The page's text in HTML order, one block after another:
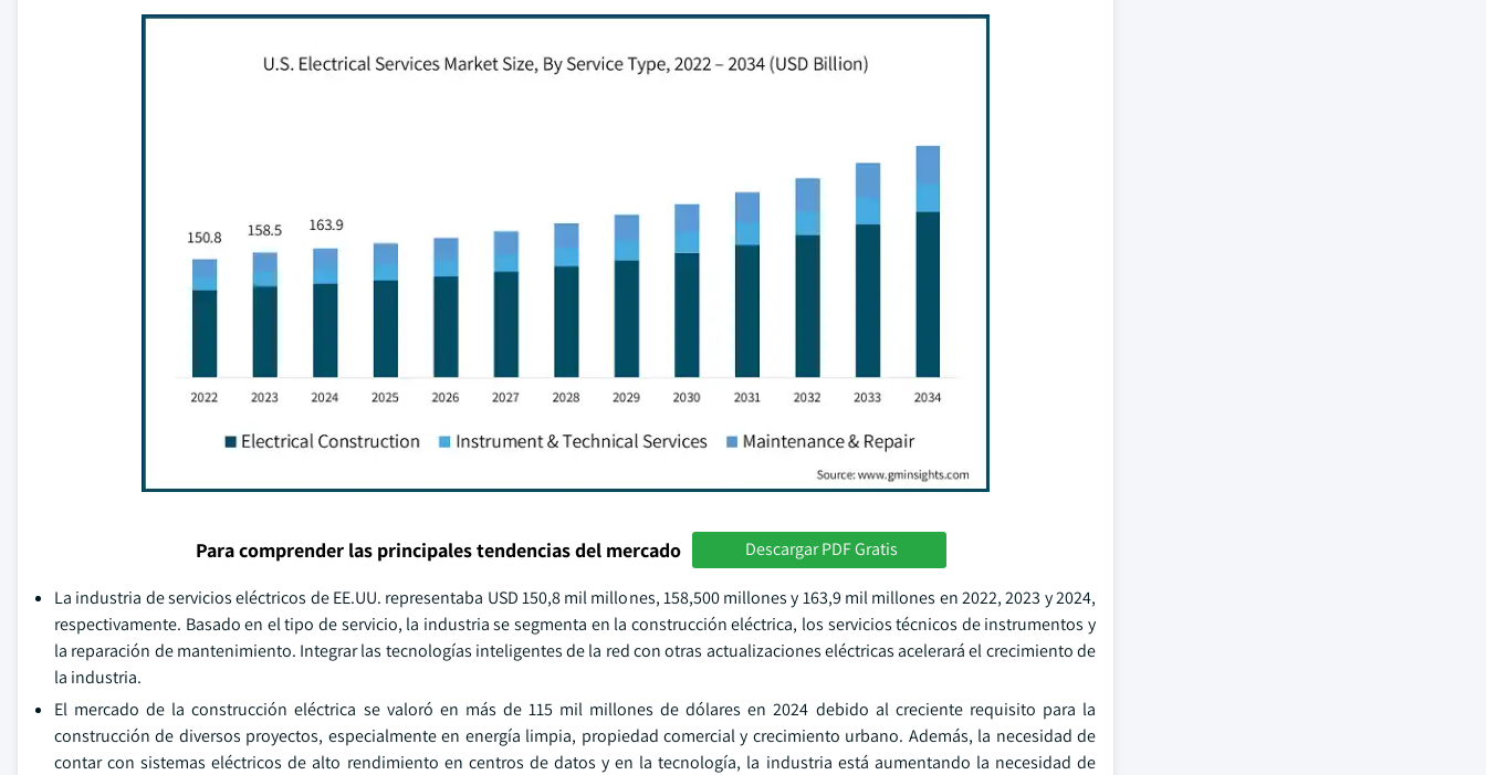
Para comprender las principales tendencias del mercado Descargar PDF Gratis
La industria de servicios eléctricos de EE.UU. representaba USD 150,8 mil millones, 158,500 millones y 163,9 mil millones en 2022, 2023 y 2024,
respectivamente. Basado en el tipo de servicio, la industria se segmenta en la construcción eléctrica, los servicios técnicos de instrumentos y
la reparación de mantenimiento. Integrar las tecnologías inteligentes de la red con otras actualizaciones eléctricas acelerará el crecimiento de
la industria.
El mercado de la construcción eléctrica se valoró en más de 115 mil millones de dólares en 2024 debido al creciente requisito para la
construcción de diversos proyectos, especialmente en energía limpia, propiedad comercial y crecimiento urbano. Además, la necesidad de
contar con sistemas eléctricos de alto rendimiento en centros de datos y en la tecnología, la industria está aumentando la necesidad de